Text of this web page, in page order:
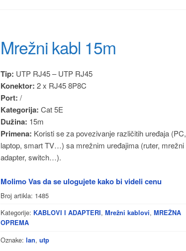
Mrežni kabl 15m
Tip: UTP RJ45 – UTP RJ45
Konektor: 2 x RJ45 8P8C
Port: /
Kategorija: Cat 5E
Dužina: 15m
Primena: Koristi se za povezivanje različitih uređaja (PC,
laptop, smart TV…) sa mrežnim uređajima (ruter, mrežni
adapter, switch…).
Molimo Vas da se ulogujete kako bi videli cenu
Broj artikla: 1485
Kategorije: KABLOVI I ADAPTERI,Mrežni kablovi,MREŽNA
OPREMA
Oznake:lan,utp